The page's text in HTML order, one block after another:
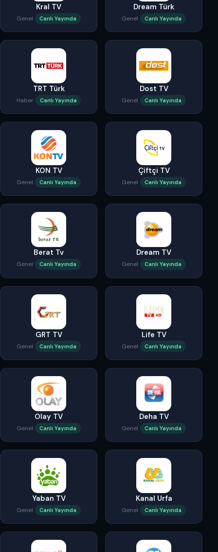
Kral TV
Genel Canlı Yayında
Dream Türk
Genel Canlı Yayında
TRT Türk
Haber Canlı Yayında
Dost TV
Genel Canlı Yayında
KON TV
Genel Canlı Yayında
Çiftçi TV
Genel Canlı Yayında
Berat Tv
Genel Canlı Yayında
Dream TV
Genel Canlı Yayında
GRT TV
Genel Canlı Yayında
Life TV
Genel Canlı Yayında
Olay TV
Genel Canlı Yayında
Deha TV
Genel Canlı Yayında
Yaban TV
Genel Canlı Yayında
Kanal Urfa
Genel Canlı Yayında